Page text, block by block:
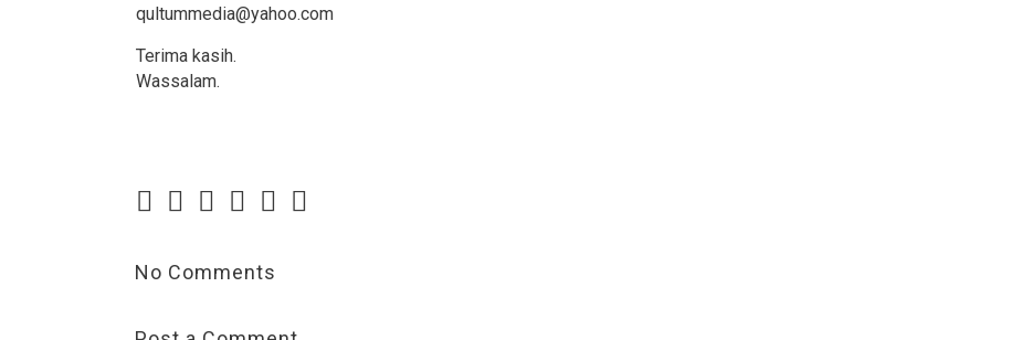
qultummedia@yahoo.com
Terima kasih.
Wassalam.
No Comments